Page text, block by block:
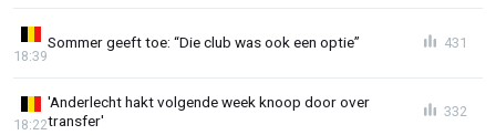
Sommer geeft toe: “Die club was ook een optie”
18:39
431
'Anderlecht hakt volgende week knoop door over
transfer'
18:22
332